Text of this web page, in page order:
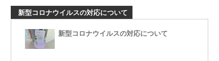
新型コロナウイルスの対応について
新型コロナウイルスの対応について